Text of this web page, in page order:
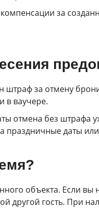
за
за отмену
в ваучере.
отмена без штрафа
праздничные даты
объекта. Если
другой гость. При